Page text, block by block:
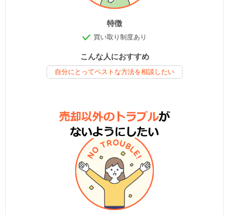
特徴
買い取り制度あり
こんな人におすすめ
自分にとってベストな方法を相談したい